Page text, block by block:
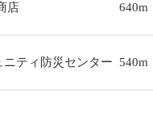
店 640m
ティ防災センター 540m